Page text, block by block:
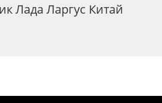
Лада Ларгус Китай